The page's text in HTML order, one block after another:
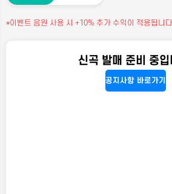
*이벤트 음원 사용 시 +10% 추가 수익이 적용됩니
신곡 발매 준비 중
공지사항 바로가기